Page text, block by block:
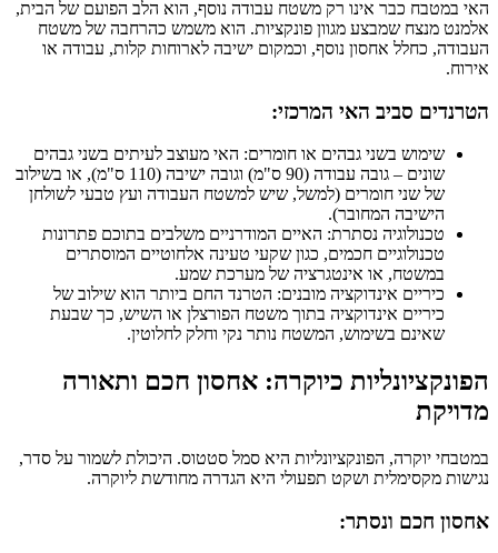
האי במטבח כבר אינו רק משטח עבודה נוסף, הוא הלב הפועם של הבית,
אלמנט מנצח שמבצע מגוון פונקציות. הוא משמש כהרחבה של משטח
העבודה, כחלל אחסון נוסף, וכמקום ישיבה לארוחות קלות, עבודה או
אירוח.
הטרנדים סביב האי המרכזי:
שימוש בשני גבהים או חומרים: האי מעוצב לעיתים בשני גבהים
שונים – גובה עבודה (90 ס"מ) וגובה ישיבה (110 ס"מ), או בשילוב
של שני חומרים (למשל, שיש למשטח העבודה ועץ טבעי לשולחן
הישיבה המחובר).
טכנולוגיה נסתרת: האיים המודרניים משלבים בתוכם פתרונות
טכנולוגיים חכמים, כגון שקעי טעינה אלחוטיים המוסתרים
במשטח, או אינטגרציה של מערכת שמע.
כיריים אינדוקציה מובנים: הטרנד החם ביותר הוא שילוב של
כיריים אינדוקציה בתוך משטח הפורצלן או השיש, כך שבעת
שאינם בשימוש, המשטח נותר נקי וחלק לחלוטין.
הפונקציונליות כיוקרה: אחסון חכם ותאורה
מדויקת
במטבחי יוקרה, הפונקציונליות היא סמל סטטוס. היכולת לשמור על סדר,
נגישות מקסימלית ושקט תפעולי היא הגדרה מחודשת ליוקרה.
אחסון חכם ונסתר: